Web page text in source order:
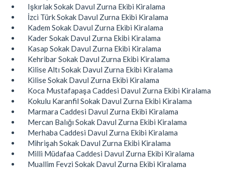
Işkırlak Sokak Davul Zurna Ekibi Kiralama
İzci Türk Sokak Davul Zurna Ekibi Kiralama
Kadem Sokak Davul Zurna Ekibi Kiralama
Kader Sokak Davul Zurna Ekibi Kiralama
Kasap Sokak Davul Zurna Ekibi Kiralama
Kehribar Sokak Davul Zurna Ekibi Kiralama
Kilise Altı Sokak Davul Zurna Ekibi Kiralama
Kilise Sokak Davul Zurna Ekibi Kiralama
Koca Mustafapaşa Caddesi Davul Zurna Ekibi Kiralama
Kokulu Karanfil Sokak Davul Zurna Ekibi Kiralama
Marmara Caddesi Davul Zurna Ekibi Kiralama
Mercan Balığı Sokak Davul Zurna Ekibi Kiralama
Merhaba Caddesi Davul Zurna Ekibi Kiralama
Mihrişah Sokak Davul Zurna Ekibi Kiralama
Milli Müdafaa Caddesi Davul Zurna Ekibi Kiralama
Muallim Fevzi Sokak Davul Zurna Ekibi Kiralama